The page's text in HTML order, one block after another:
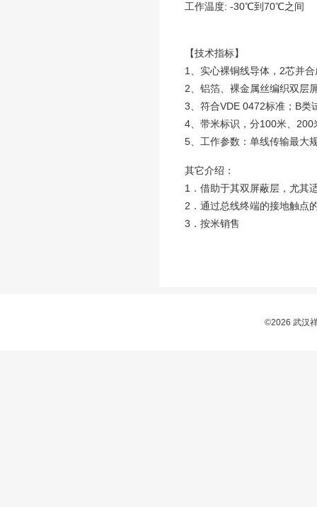
工作温度: -30℃到70℃之间
【技术指标】
1、实心裸铜线导体，2芯并
2、铝箔、裸金属丝编织双层
3、符合VDE 0472标准；B
4、带米标识，分100米、
5、工作参数：单线传输最大
其它介绍：
1．借助于其双屏蔽层，尤其
2．通过总线终端的接地触点
3．按米销售
©2026 武汉